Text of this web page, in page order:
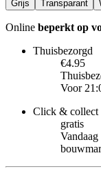
Grijs Transparant
Online beperkt op
Thuisbezorgd
€4.95
Voor
Click & collect
gratis